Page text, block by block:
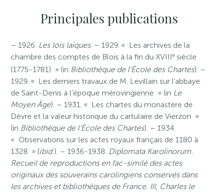
Principales publications
– 1926. Les lois laïques. – 1929. « Les archives de la
chambre des comptes de Blois à la fin du XVIIIe siècle
(1775-1781) » (in Bibliothèque de l’École des Chartes). –
1929. « Les derniers travaux de M. Levillain sur l’abbaye
de Saint-Denis à l’époque mérovingienne » (in Le
Moyen Âge). – 1931. « Les chartes du monastère de
Dèvre et la valeur historique du cartulaire de Vierzon »
(in Bibliothèque de l’École des Chartes). – 1934.
« Observations sur les actes royaux français de 1180 à
1328 » (ibid.). – 1936-1938. Diplomata Karolinorum.
Recueil de reproductions en fac-similé des actes
originaux des souverains carolingiens conservés dans
les archives et bibliothèques de France. III, Charles le